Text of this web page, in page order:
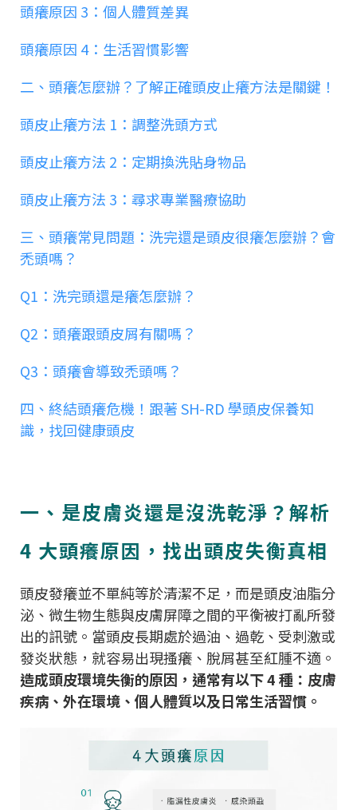
頭癢原因 3：個人體質差異
頭癢原因 4：生活習慣影響
二、頭癢怎麼辦？了解正確頭皮止癢方法是關鍵！
頭皮止癢方法 1：調整洗頭方式
頭皮止癢方法 2：定期換洗貼身物品
頭皮止癢方法 3：尋求專業醫療協助
三、頭癢常見問題：洗完還是頭皮很癢怎麼辦？會
禿頭嗎？
Q1：洗完頭還是癢怎麼辦？
Q2：頭癢跟頭皮屑有關嗎？
Q3：頭癢會導致禿頭嗎？
四、終結頭癢危機！跟著 SH-RD 學頭皮保養知
識，找回健康頭皮
一、是皮膚炎還是沒洗乾淨？解析
4 大頭癢原因，找出頭皮失衡真相
頭皮發癢並不單純等於清潔不足，而是頭皮油脂分
泌、微生物生態與皮膚屏障之間的平衡被打亂所發
出的訊號。當頭皮長期處於過油、過乾、受刺激或
發炎狀態，就容易出現搔癢、脫屑甚至紅腫不適。
造成頭皮環境失衡的原因，通常有以下 4 種：皮膚
疾病、外在環境、個人體質以及日常生活習慣。